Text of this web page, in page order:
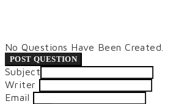
No Questions Have Been Created.
POST QUESTION
Subject
Writer
Email